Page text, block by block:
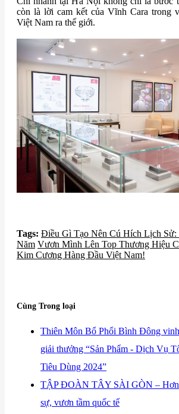
còn là lời cam kết của Vĩnh Cara trong
Việt Nam ra thế giới.
Tags: Điều Gì Tạo Nên Cú Hích Lịch Sử:
Năm Vươn Mình Lên Top Thương Hiệu
Kim Cương Hàng Đầu Việt Nam!
Cùng Trong loại
​Thiên Môn Bổ Phổi Bình Đông
giải thưởng “Sản Phẩm - Dịch Vụ
Tiêu Dùng 2024”
​TẬP ĐOÀN TÂY SÀI GÒN – Hơn
sự, vươn tầm quốc tế